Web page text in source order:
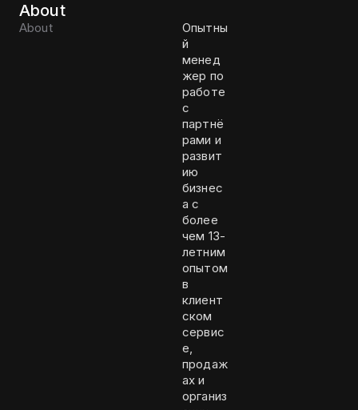
About
About
Опытны
й
менед
жер по
работе
с
партнё
рами и
развит
ию
бизнес
а с
более
чем 13-
летним
опытом
в
клиент
ском
сервис
е,
продаж
ах и
организ